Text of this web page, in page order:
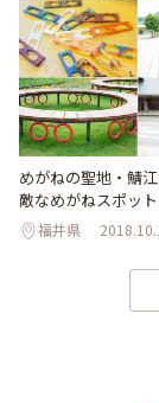
めがねの聖地・鯖
敵なめがねスポット
福井県